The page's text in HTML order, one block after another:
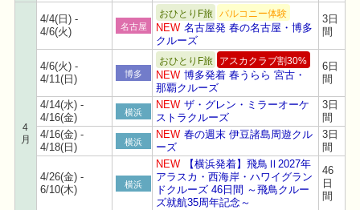
4
月
4/4(日) -
4/6(火)
名古屋
おひとりF旅 バルコニー体験
NEW 名古屋発 春の名古屋・博多
クルーズ
3日
間
4/6(火) -
4/11(日)
博多
おひとりF旅 アスカクラブ割30%
NEW 博多発着 春うらら 宮古・
那覇クルーズ
6日
間
4/14(水) -
4/16(金)
横浜
NEW ザ・グレン・ミラーオーケ
ストラクルーズ
3日
間
4/16(金) -
4/18(日)
横浜
NEW 春の週末 伊豆諸島周遊クル
ーズ
3日
間
4/26(金) -
6/10(木)
横浜
NEW
【横浜発着】飛鳥Ⅱ2027年
アラスカ・西海岸・ハワイグラン
ドクルーズ 46日間 ～飛鳥クルー
ズ就航35周年記念～
46
日
間